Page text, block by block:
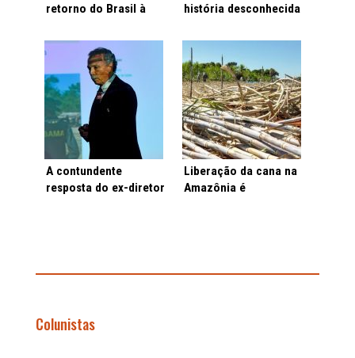
retorno do Brasil à
história desconhecida
desastres ambientais
do país
A contundente
resposta do ex-diretor
Liberação da cana na
Amazônia é
Colunistas